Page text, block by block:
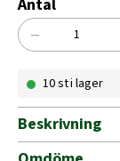
Antal
HÖNSFODER,
GULDÄGG,15
mängd
−
10 st i lager
Beskrivning